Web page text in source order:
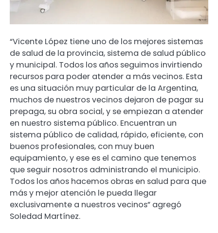
“Vicente López tiene uno de los mejores sistemas
de salud de la provincia, sistema de salud público
y municipal. Todos los años seguimos invirtiendo
recursos para poder atender a más vecinos. Esta
es una situación muy particular de la Argentina,
muchos de nuestros vecinos dejaron de pagar su
prepaga, su obra social, y se empiezan a atender
en nuestro sistema público. Encuentran un
sistema público de calidad, rápido, eficiente, con
buenos profesionales, con muy buen
equipamiento, y ese es el camino que tenemos
que seguir nosotros administrando el municipio.
Todos los años hacemos obras en salud para que
más y mejor atención le pueda llegar
exclusivamente a nuestros vecinos” agregó
Soledad Martínez.